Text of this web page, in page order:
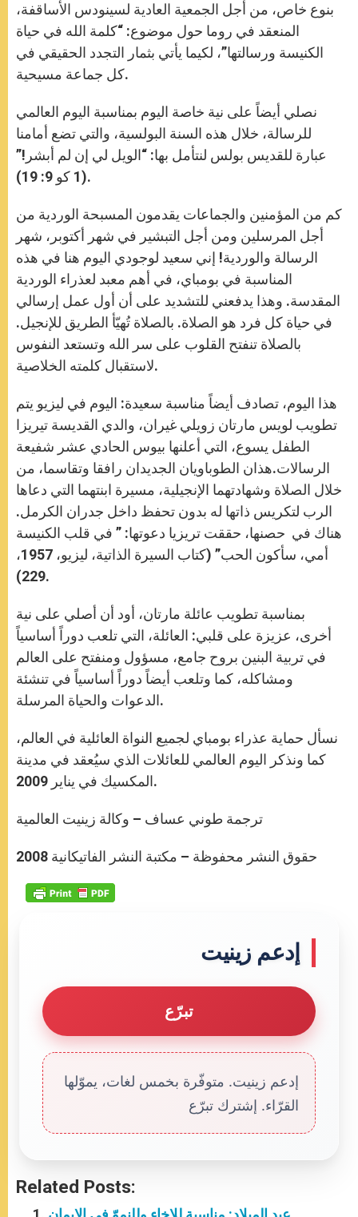
بنوع خاص، من أجل الجمعية العادية لسينودس الأساقفة،
المنعقد في روما حول موضوع: “كلمة الله في حياة
الكنيسة ورسالتها”، لكيما يأتي بثمار التجدد الحقيقي في
كل جماعة مسيحية.
نصلي أيضاً على نية خاصة اليوم بمناسبة اليوم العالمي
للرسالة، خلال هذه السنة البولسية، والتي تضع أمامنا
عبارة للقديس بولس لنتأمل بها: “الويل لي إن لم أبشر!”
(1 كو 9: 19).
كم من المؤمنين والجماعات يقدمون المسبحة الوردية من
أجل المرسلين ومن أجل التبشير في شهر أكتوبر، شهر
الرسالة والوردية! إني سعيد لوجودي اليوم هنا في هذه
المناسبة في بومباي، في أهم معبد لعذراء الوردية
المقدسة. وهذا يدفعني للتشديد على أن أول عمل إرسالي
في حياة كل فرد هو الصلاة. بالصلاة تُهيّأ الطريق للإنجيل.
بالصلاة تنفتح القلوب على سر الله وتستعد النفوس
لاستقبال كلمته الخلاصية.
هذا اليوم، تصادف أيضاً مناسبة سعيدة: اليوم في ليزيو يتم
تطويب لويس مارتان زويلي غيران، والدي القديسة تيريزا
الطفل يسوع، التي أعلنها بيوس الحادي عشر شفيعة
الرسالات.هذان الطوباويان الجديدان رافقا وتقاسما، من
خلال الصلاة وشهادتهما الإنجيلية، مسيرة ابنتهما التي دعاها
الرب لتكريس ذاتها له بدون تحفظ داخل جدران الكرمل.
هناك في حصنها، حققت تريزيا دعوتها: ” في قلب الكنيسة
أمي، سأكون الحب” (كتاب السيرة الذاتية، ليزيو، 1957،
229).
بمناسبة تطويب عائلة مارتان، أود أن أصلي على نية
أخرى، عزيزة على قلبي: العائلة، التي تلعب دوراً أساسياً
في تربية البنين بروح جامع، مسؤول ومنفتح على العالم
ومشاكله، كما وتلعب أيضاً دوراً أساسياً في تنشئة
الدعوات والحياة المرسلة.
نسأل حماية عذراء بومباي لجميع النواة العائلية في العالم،
كما ونذكر اليوم العالمي للعائلات الذي سيُعقد في مدينة
المكسيك في يناير 2009.
ترجمة طوني عساف – وكالة زينيت العالمية
حقوق النشر محفوظة – مكتبة النشر الفاتيكانية 2008
إدعم زينيت
تبرّع
إدعم زينيت. متوفّرة بخمس لغات، يموّلها
القرّاء. إشترك تبرّع
Related Posts: